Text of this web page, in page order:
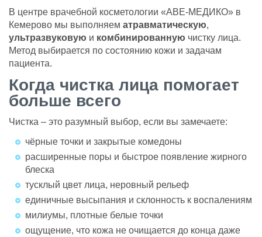
В центре врачебной косметологии «АВЕ-МЕДИКО» в
Кемерово мы выполняем атравматическую,
ультразвуковую и комбинированную чистку лица.
Метод выбирается по состоянию кожи и задачам
пациента.
Когда чистка лица помогает
больше всего
Чистка – это разумный выбор, если вы замечаете:
чёрные точки и закрытые комедоны
расширенные поры и быстрое появление жирного
блеска
тусклый цвет лица, неровный рельеф
единичные высыпания и склонность к воспалениям
милиумы, плотные белые точки
ощущение, что кожа не очищается до конца даже